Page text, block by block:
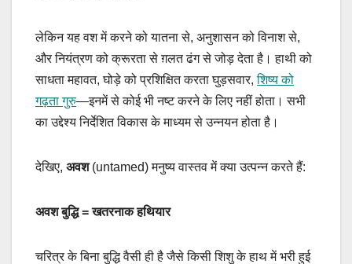
लेकिन यह वश में करने को यातना से, अनुशासन को विनाश से,
और नियंत्रण को क्रूरता से ग़लत ढंग से जोड़ देता है। हाथी को
साधता महावत, घोड़े को प्रशिक्षित करता घुड़सवार,शिष्य को
गढ़ता गुरु—इनमें से कोई भी नष्ट करने के लिए नहीं होता। सभी
का उद्देश्य निर्देशित विकास के माध्यम से उन्नयन होता है।
देखिए, अवश(untamed) मनुष्य वास्तव में क्या उत्पन्न करते हैं:
अवश बुद्धि = खतरनाक हथियार
चरित्र के बिना बुद्धि वैसी ही है जैसे किसी शिशु के हाथ में भरी हुई